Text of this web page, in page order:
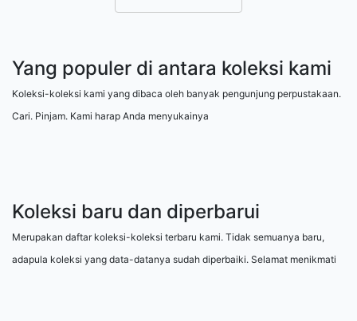
Yang populer di antara koleksi kami
Koleksi-koleksi kami yang dibaca oleh banyak pengunjung perpustakaan.
Cari. Pinjam. Kami harap Anda menyukainya
Koleksi baru dan diperbarui
Merupakan daftar koleksi-koleksi terbaru kami. Tidak semuanya baru,
adapula koleksi yang data-datanya sudah diperbaiki. Selamat menikmati